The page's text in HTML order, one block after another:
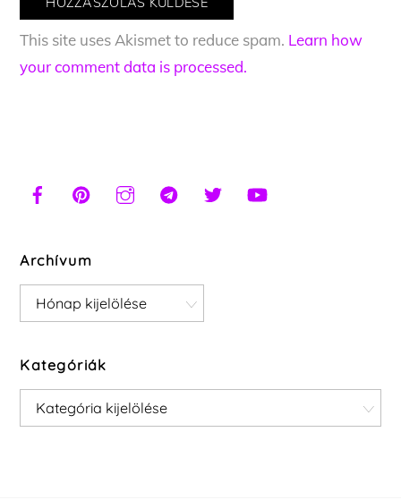
This site uses Akismet to reduce spam. Learn how
your comment data is processed.
Archívum
Archívum
Kategóriák
Kategóriák